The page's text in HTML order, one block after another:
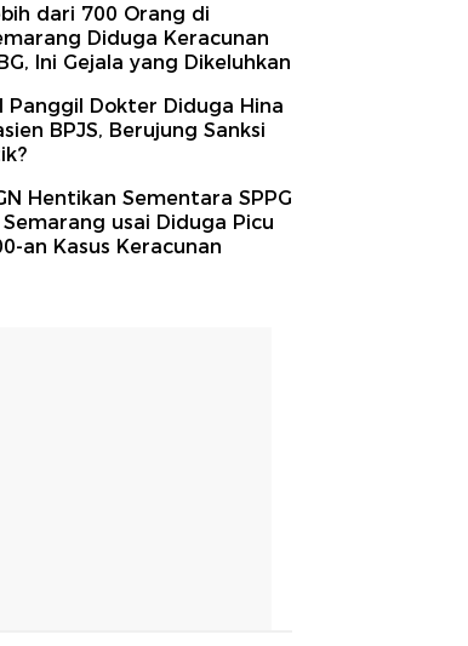
dari 700 Orang di
Diduga Keracunan
Ini Gejala yang Dikeluhkan
Panggil Dokter Diduga Hina
BPJS, Berujung Sanksi
Hentikan Sementara SPPG
usai Diduga Picu
an Kasus Keracunan